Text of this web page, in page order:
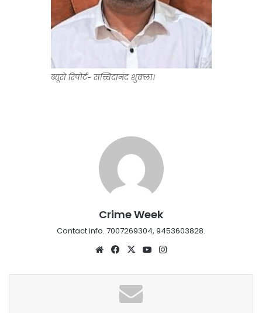
ब्यूरो रिपोर्ट- सच्चिदानंद शुक्ला।
Crime Week
Contact info. 7007269304, 9453603828.
WebsiteFacebook
X YouTube